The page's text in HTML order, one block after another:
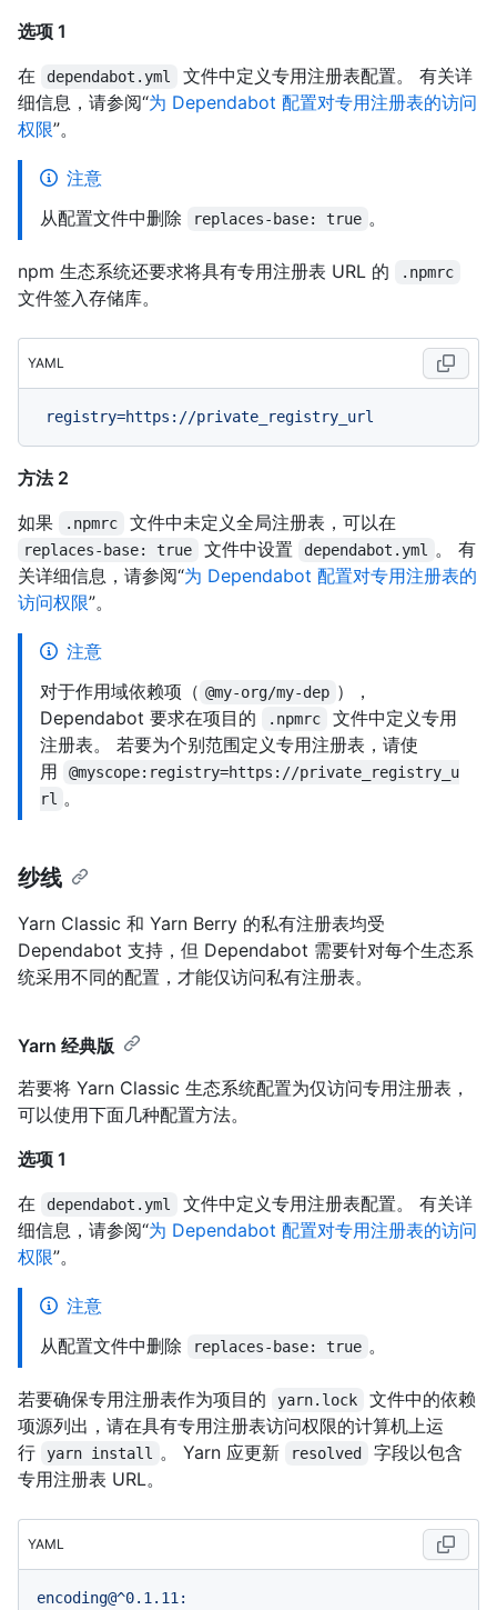
选项 1
在
dependabot.yml
文件中定义专用注册表配置。 有关详
细信息，请参阅“为 Dependabot 配置对专用注册表的访问
权限”。
注意
从配置文件中删除
replaces-base: true 。
npm 生态系统还要求将具有专用注册表 URL 的 .npmrc
文件签入存储库。
YAML
registry=https://private_registry_url
方法 2
如果
.npmrc 文件中未定义全局注册表，可以在
replaces-base: true 文件中设置 dependabot.yml
。 有
关详细信息，请参阅“为 Dependabot 配置对专用注册表的
访问权限”。
注意
对于作用域依赖项（ @my-org/my-dep ），
Dependabot 要求在项目的
.npmrc
文件中定义专用
注册表。 若要为个别范围定义专用注册表，请使
用
@myscope:registry=https://private_registry_u
rl 。
纱线
Yarn Classic 和 Yarn Berry 的私有注册表均受
Dependabot 支持，但 Dependabot 需要针对每个生态系
统采用不同的配置，才能仅访问私有注册表。
Yarn 经典版
若要将 Yarn Classic 生态系统配置为仅访问专用注册表，
可以使用下面几种配置方法。
选项 1
在
dependabot.yml
文件中定义专用注册表配置。 有关详
细信息，请参阅“为 Dependabot 配置对专用注册表的访问
权限”。
注意
从配置文件中删除
replaces-base: true 。
若要确保专用注册表作为项目的 yarn.lock
文件中的依赖
项源列出，请在具有专用注册表访问权限的计算机上运
行
yarn install 。 Yarn 应更新 resolved
字段以包含
专用注册表 URL。
YAML
encoding@^0.1.11: